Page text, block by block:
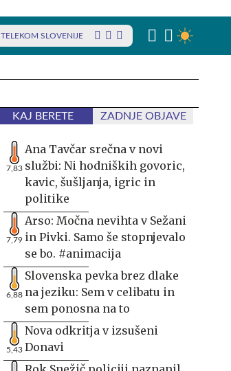
TELEKOM SLOVENIJE
KAJ BERETE ZADNJE OBJAVE
7,83
Ana Tavčar srečna v novi
službi: Ni hodniških govoric,
kavic, šušljanja, igric in
politike
7,79
Arso: Močna nevihta v Sežani
in Pivki. Samo še stopnjevalo
se bo. #animacija
6,88
Slovenska pevka brez dlake
na jeziku: Sem v celibatu in
sem ponosna na to
5,43
Nova odkritja v izsušeni
Donavi